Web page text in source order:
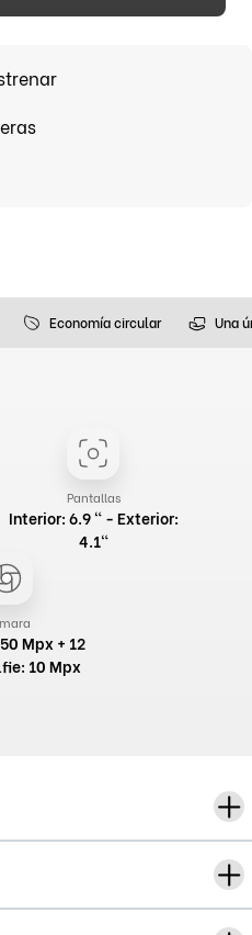
Economía circular Una
Pantallas
Interior: 6.9 " - Exterior:
4.1"
Mpx + 12
10 Mpx